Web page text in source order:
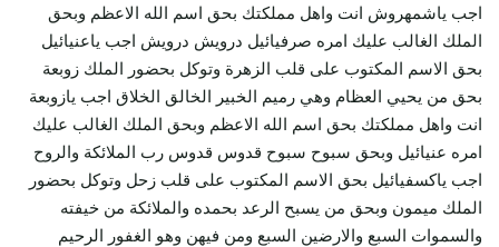
اجب ياشمهروش انت واهل مملكتك بحق اسم الله الاعظم وبحق
الملك الغالب عليك امره صرفيائيل درويش درويش اجب ياعنيائيل
بحق الاسم المكتوب على قلب الزهرة وتوكل بحضور الملك زوبعة
بحق من يحيي العظام وهي رميم الخبير الخالق الخلاق اجب يازوبعة
انت واهل مملكتك بحق اسم الله الاعظم وبحق الملك الغالب عليك
امره عنيائيل وبحق سبوح سبوح قدوس قدوس رب الملائكة والروح
اجب ياكسفيائيل بحق الاسم المكتوب على قلب زحل وتوكل بحضور
الملك ميمون وبحق من يسبح الرعد بحمده والملائكة من خيفته
والسموات السبع والارضين السبع ومن فيهن وهو الغفور الرحيم